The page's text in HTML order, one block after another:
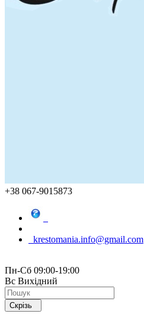
+38 067-9015873
krestomania.info@gmail.com
Пн-Сб 09:00-19:00
Вс Вихідний
Скрізь